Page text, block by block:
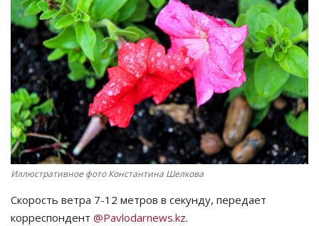
СПЕЦПРОЕКТЫ
СПОРТ
Чек-лист
РАЗВЛЕЧЕНИЯ
OFFICIAL
Курултай
Иллюстративное фото Константина Шелкова
Скорость ветра 7-12 метров в секунду, передает
корреспондент @Pavlodarnews.kz.